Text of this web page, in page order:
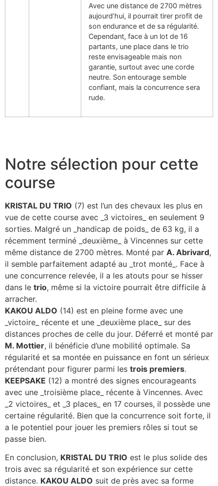
Avec une distance de 2700 mètres
aujourd’hui, il pourrait tirer profit de
son endurance et de sa régularité.
Cependant, face à un lot de 16
partants, une place dans le trio
reste envisageable mais non
garantie, surtout avec une corde
neutre. Son entourage semble
confiant, mais la concurrence sera
rude.
Notre sélection pour cette
course
KRISTAL DU TRIO (7) est l’un des chevaux les plus en
vue de cette course avec _3 victoires_ en seulement 9
sorties. Malgré un _handicap de poids_ de 63 kg, il a
récemment terminé _deuxième_ à Vincennes sur cette
même distance de 2700 mètres. Monté par A. Abrivard,
il semble parfaitement adapté au _trot monté_. Face à
une concurrence relevée, il a les atouts pour se hisser
dans le trio, même si la victoire pourrait être difficile à
arracher.
KAKOU ALDO (14) est en pleine forme avec une
_victoire_ récente et une _deuxième place_ sur des
distances proches de celle du jour. Déferré et monté par
M. Mottier, il bénéficie d’une mobilité optimale. Sa
régularité et sa montée en puissance en font un sérieux
prétendant pour figurer parmi les trois premiers.
KEEPSAKE (12) a montré des signes encourageants
avec une _troisième place_ récente à Vincennes. Avec
_2 victoires_ et _3 places_ en 17 courses, il possède une
certaine régularité. Bien que la concurrence soit forte, il
a le potentiel pour jouer les premiers rôles si tout se
passe bien.
En conclusion, KRISTAL DU TRIO est le plus solide des
trois avec sa régularité et son expérience sur cette
distance. KAKOU ALDO suit de près avec sa forme